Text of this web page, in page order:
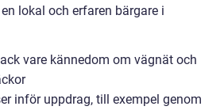
lokal och erfaren bärgare i
vare kännedom om vägnät och
inför uppdrag, till exempel genom